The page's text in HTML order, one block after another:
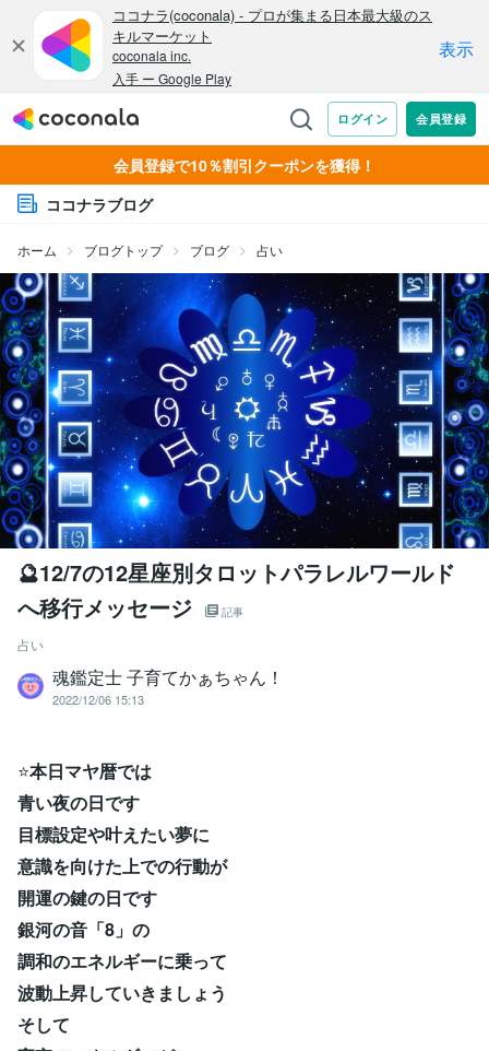
会員登録で10％割引クーポンを獲得！
ココナラブログ
ホーム ブログトップ ブログ 占い
🔮12/7の12星座別タロットパラレルワールド
へ移行メッセージ
記事
占い
魂鑑定士 子育てかぁちゃん！
2022/12/06 15:13
⭐本日マヤ暦では
青い夜の日です
目標設定や叶えたい夢に
意識を向けた上での行動が
開運の鍵の日です
銀河の音「8」の
調和のエネルギーに乗って
波動上昇していきましょう
そして